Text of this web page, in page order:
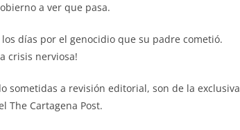
a ver que pasa.
días por el genocidio que su padre cometió.
crisis nerviosa!
sometidas a revisión editorial, son de la exclusiva
The Cartagena Post.